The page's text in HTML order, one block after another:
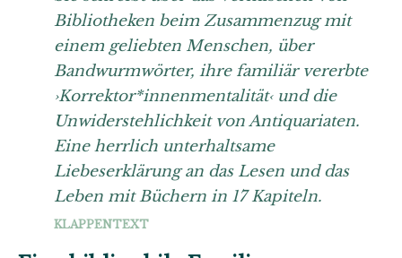
Bibliotheken beim Zusammenzug mit
einem geliebten Menschen, über
Bandwurmwörter, ihre familiär vererbte
›Korrektor*innenmentalität‹ und die
Unwiderstehlichkeit von Antiquariaten.
Eine herrlich unterhaltsame
Liebeserklärung an das Lesen und das
Leben mit Büchern in 17 Kapiteln.
KLAPPENTEXT